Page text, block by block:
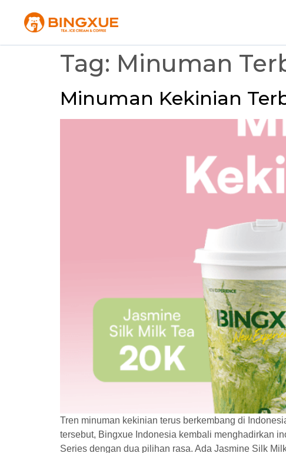
Tag: Minuman
Minuman Kekinian
Tren minuman kekinian terus berkembang di
tersebut, Bingxue Indonesia kembali menghadirkan
Series dengan dua pilihan rasa. Ada Jasmine Silk